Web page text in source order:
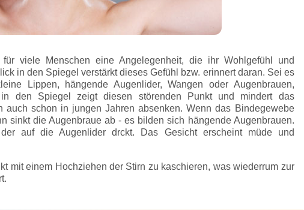
viele Menschen eine Angelegenheit, die ihr Wohlgefühl und
in den Spiegel verstärkt dieses Gefühl bzw. erinnert daran. Sei es
Lippen, hängende Augenlider, Wangen oder Augenbrauen,
den Spiegel zeigt diesen störenden Punkt und mindert das
auch schon in jungen Jahren absenken. Wenn das Bindegewebe
sinkt die Augenbraue ab - es bilden sich hängende Augenbrauen.
auf die Augenlider drckt. Das Gesicht erscheint müde und
mit einem Hochziehen der Stirn zu kaschieren, was wiederrum zur